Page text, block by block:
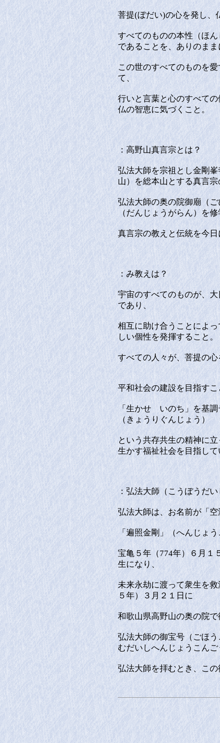
菩提(ぼだい)の心を発し、
すべてのものの本性（ほ
であることを、ありのま
この世のすべてのものを
て、
行いと言葉と心のすべて
仏の智恵に気づくこと。
：高野山真言宗とは？
弘法大師を宗祖とし金剛
山）を総本山とする真言
弘法大師の奥の院御廟（
（だんじょうがらん）を
真言宗の教えと伝統を今
：み教えは？
宇宙のすべてのものが、
であり、
相互に助け合うことによ
しい個性を発揮すること。
すべての人々が、菩提の
平和社会の建設を目指すこ
「生かせ いのち」を基調
（きょうりぐんじょう）
という共存共生の精神に
生かす福祉社会を目指し
：弘法大師（こうぼうだ
弘法大師は、お名前が「
「遍照金剛」（へんじょ
宝亀５年（774年）６月１
生になり、
未来永劫に渡って衆生を
５年）３月２１日に
和歌山県高野山の奥の院
弘法大師の御宝号（ごほ
むだいしへんじょうこん
弘法大師を拝むとき、こ